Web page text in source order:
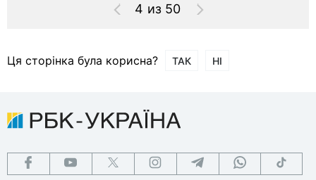
4 из 50
Ця сторінка була корисна? ТАК НІ